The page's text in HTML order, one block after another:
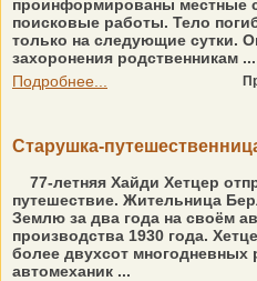
проинформированы местные
поисковые работы. Тело
только на следующие сутки.
захоронения родственникам ...
Подробнее...
Старушка-
77-летняя Хайди Хетцер
путешествие. Жительница
Землю за два года на своём
производства 1930 года.
более двухсот
автомеханик ...